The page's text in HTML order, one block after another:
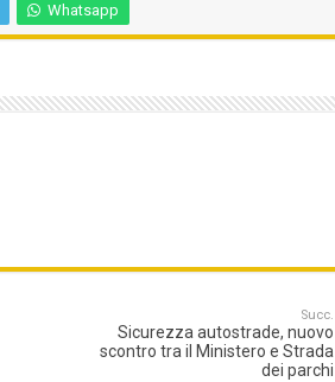
Whatsapp
Succ.
Sicurezza autostrade, nuovo
scontro tra il Ministero e Strada
dei parchi